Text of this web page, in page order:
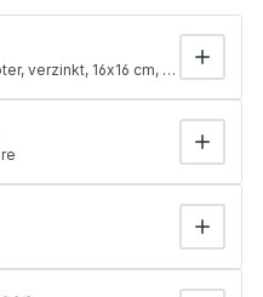
verzinkt, 16x16 cm, für alle